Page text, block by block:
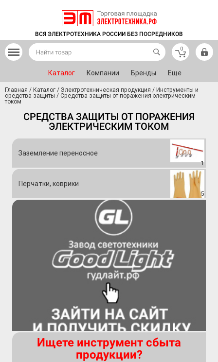
ВСЯ ЭЛЕКТРОТЕХНИКА РОССИИ БЕЗ ПОСРЕДНИКОВ
0
Каталог Компании Бренды Еще
Главная / Каталог / Электротехническая продукция / Инструменты и
средства защиты / Средства защиты от поражения электрическим
током
СРЕДСТВА ЗАЩИТЫ ОТ ПОРАЖЕНИЯ
ЭЛЕКТРИЧЕСКИМ ТОКОМ
Заземление переносное
1
Перчатки, коврики
5
Ищете инструмент сбыта
продукции?